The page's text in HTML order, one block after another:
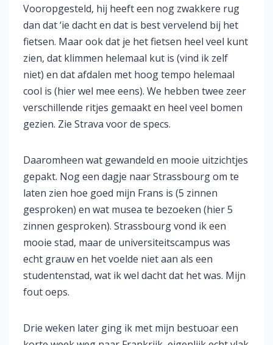
Vooropgesteld, hij heeft een nog zwakkere rug
dan dat ‘ie dacht en dat is best vervelend bij het
fietsen. Maar ook dat je het fietsen heel veel kunt
zien, dat klimmen helemaal kut is (vind ik zelf
niet) en dat afdalen met hoog tempo helemaal
cool is (hier wel mee eens). We hebben twee zeer
verschillende ritjes gemaakt en heel veel bomen
gezien. Zie Strava voor de specs.
Daaromheen wat gewandeld en mooie uitzichtjes
gepakt. Nog een dagje naar Strassbourg om te
laten zien hoe goed mijn Frans is (5 zinnen
gesproken) en wat musea te bezoeken (hier 5
zinnen gesproken). Strassbourg vond ik een
mooie stad, maar de universiteitscampus was
echt grauw en het voelde niet aan als een
studentenstad, wat ik wel dacht dat het was. Mijn
fout oeps.
Drie weken later ging ik met mijn bestuoar een